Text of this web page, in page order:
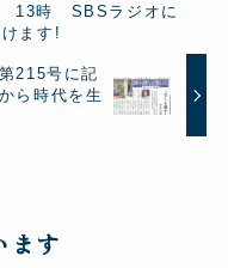
13時 SBSラジオに
ます!
215号に記
ら時代を生
ます